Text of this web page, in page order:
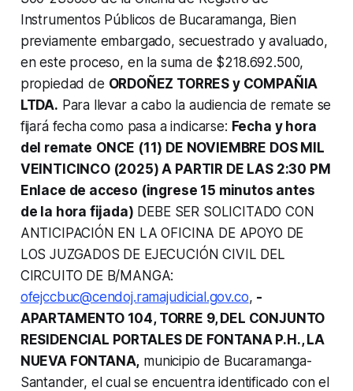
Instrumentos Públicos de Bucaramanga, Bien
previamente embargado, secuestrado y avaluado,
en este proceso, en la suma de $218.692.500,
propiedad de ORDOÑEZ TORRES y COMPAÑIA
LTDA. Para llevar a cabo la audiencia de remate se
fijará fecha como pasa a indicarse: Fecha y hora
del remate ONCE (11) DE NOVIEMBRE DOS MIL
VEINTICINCO (2025) A PARTIR DE LAS 2:30 PM
Enlace de acceso (ingrese 15 minutos antes
de la hora fijada) DEBE SER SOLICITADO CON
ANTICIPACIÓN EN LA OFICINA DE APOYO DE
LOS JUZGADOS DE EJECUCIÓN CIVIL DEL
CIRCUITO DE B/MANGA:
ofejccbuc@cendoj.ramajudicial.gov.co, -
APARTAMENTO 104, TORRE 9, DEL CONJUNTO
RESIDENCIAL PORTALES DE FONTANA P.H., LA
NUEVA FONTANA, municipio de Bucaramanga-
Santander, el cual se encuentra identificado con el